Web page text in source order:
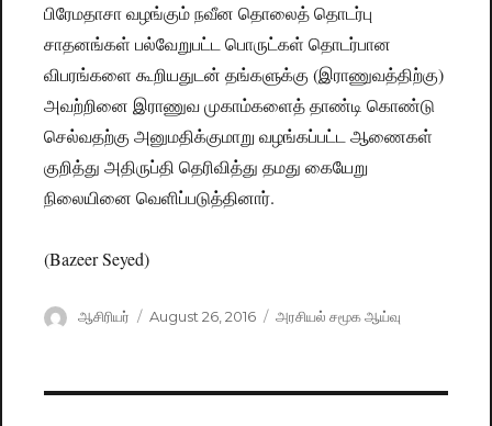
பிரேமதாசா வழங்கும் நவீன தொலைத் தொடர்பு
சாதனங்கள் பல்வேறுபட்ட பொருட்கள் தொடர்பான
விபரங்களை கூறியதுடன் தங்களுக்கு (இராணுவத்திற்கு)
அவற்றினை இராணுவ முகாம்களைத் தாண்டி கொண்டு
செல்வதற்கு அனுமதிக்குமாறு வழங்கப்பட்ட ஆணைகள்
குறித்து அதிருப்தி தெரிவித்து தமது கையேறு
நிலையினை வெளிப்படுத்தினார்.
(Bazeer Seyed)
Author
ஆசிரியர்
Posted
August 26, 2016 Categories
அரசியல் சமூக ஆய்வு